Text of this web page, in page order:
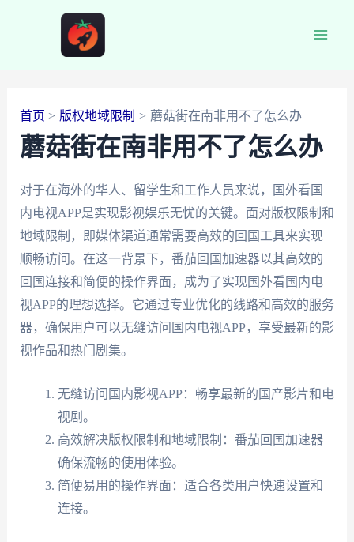
首页 版权地域限制 蘑菇街在南非用不了怎么办
蘑菇街在南非用不了怎么办
对于在海外的华人、留学生和工作人员来说，国外看国
内电视APP是实现影视娱乐无忧的关键。面对版权限制和
地域限制，即媒体渠道通常需要高效的回国工具来实现
顺畅访问。在这一背景下，番茄回国加速器以其高效的
回国连接和简便的操作界面，成为了实现国外看国内电
视APP的理想选择。它通过专业优化的线路和高效的服务
器，确保用户可以无缝访问国内电视APP，享受最新的影
视作品和热门剧集。
无缝访问国内影视APP：畅享最新的国产影片和电
视剧。
高效解决版权限制和地域限制：番茄回国加速器
确保流畅的使用体验。
简便易用的操作界面：适合各类用户快速设置和
连接。